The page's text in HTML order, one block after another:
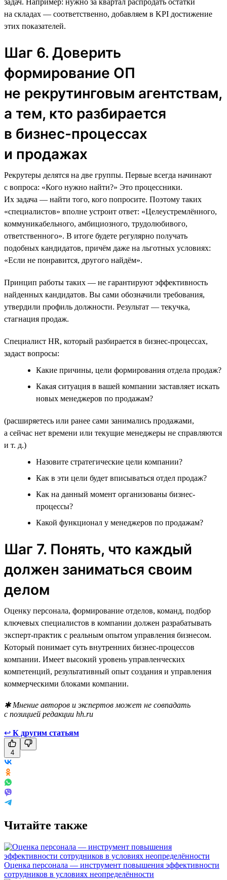
на складах — соответственно, добавляем в KPI достижение
этих показателей.
Шаг 6. Доверить
формирование ОП
не рекрутинговым агентствам,
а тем, кто разбирается
в бизнес-процессах
и продажах
Рекрутеры делятся на две группы. Первые всегда начинают
с вопроса: «Кого нужно найти?» Это процессники.
Их задача — найти того, кого попросите. Поэтому таких
«специалистов» вполне устроит ответ: «Целеустремлённого,
коммуникабельного, амбициозного, трудолюбивого,
ответственного». В итоге будете регулярно получать
подобных кандидатов, причём даже на льготных условиях:
«Если не понравится, другого найдём».
Принцип работы таких — не гарантируют эффективность
найденных кандидатов. Вы сами обозначили требования,
утвердили профиль должности. Результат — текучка,
стагнация продаж.
Специалист HR, который разбирается в бизнес-процессах,
задаст вопросы:
Какие причины, цели формирования отдела продаж?
Какая ситуация в вашей компании заставляет искать
новых менеджеров по продажам?
(расширяетесь или ранее сами занимались продажами,
а сейчас нет времени или текущие менеджеры не справляются
и т. д.)
Назовите стратегические цели компании?
Как в эти цели будет вписываться отдел продаж?
Как на данный момент организованы бизнес-
процессы?
Какой функционал у менеджеров по продажам?
Шаг 7. Понять, что каждый
должен заниматься своим
делом
Оценку персонала, формирование отделов, команд, подбор
ключевых специалистов в компании должен разрабатывать
эксперт-практик с реальным опытом управления бизнесом.
Который понимает суть внутренних бизнес-процессов
компании. Имеет высокий уровень управленческих
компетенций, результативный опыт создания и управления
коммерческими блоками компании.
✱ Мнение авторов и экспертов может не совпадать
с позицией редакции hh.ru
↩ К другим статьям
4
Читайте также
Оценка персонала — инструмент повышения эффективности
сотрудников в условиях неопределённости